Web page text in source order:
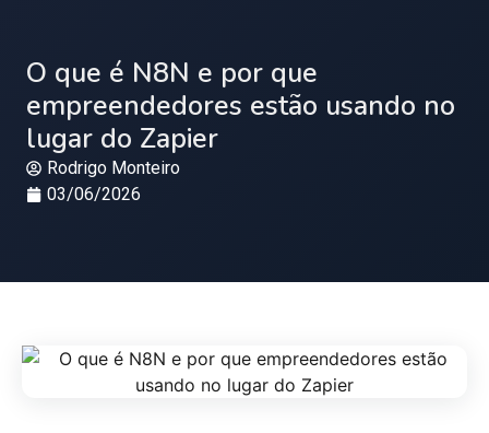
O que é N8N e por que
empreendedores estão usando no
lugar do Zapier
Rodrigo Monteiro
03/06/2026